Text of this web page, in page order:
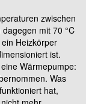
zwischen
mit 70 °C
Heizkörper
ist.
Wärmepumpe:
Was
hat,